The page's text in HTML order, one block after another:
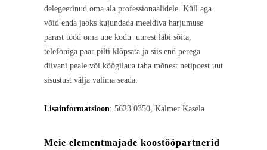
delegeerinud oma ala professionaalidele. Küll aga
võid enda jaoks kujundada meeldiva harjumuse
pärast tööd oma uue kodu uurest läbi sõita,
telefoniga paar pilti klõpsata ja siis end perega
diivani peale või köögilaua taha mõnest netipoest uut
sisustust välja valima seada.
Lisainformatsioon: 5623 0350, Kalmer Kasela
Meie elementmajade koostööpartnerid